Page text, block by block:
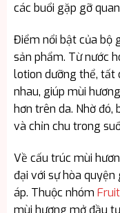
các buổi gặp gỡ
Điểm nổi bật của bộ
sản phẩm. Từ nước
lotion dưỡng thể, tất
nhau, giúp mùi
hơn trên da. Nhờ
và chỉn chu trong
Về cấu trúc mùi
đại với sự hòa
áp. Thuộc nhóm
mùi hương mở đầu